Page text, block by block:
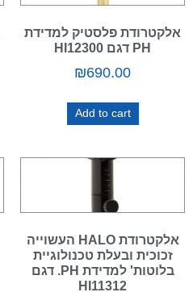
אלקטרודת פלסטיק למדידת
PH דגם HI12300
₪690.00
Add to cart
אלקטרודת HALO העשוייה
זכוכית ובעלת טכנולוגיית
בלוטות' למדידת PH. דגם
HI11312